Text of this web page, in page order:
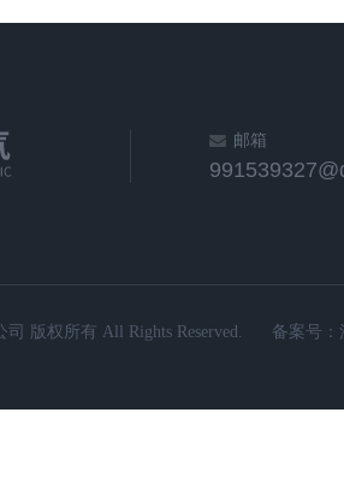
邮箱
版权所有 All Rights Reserved. 备案号：